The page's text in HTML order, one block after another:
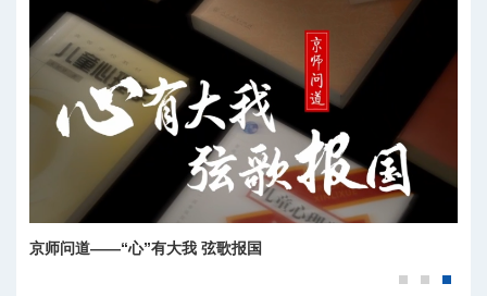
北京师范大学北京校区2026年毕业典礼快闪
京师问道——“心”有大我 弦歌报国